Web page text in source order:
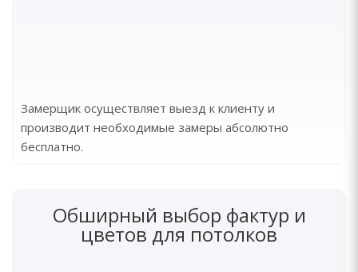
Замерщик осуществляет выезд к клиенту и
производит необходимые замеры абсолютно
бесплатно.
Обширный выбор фактур и
цветов для потолков